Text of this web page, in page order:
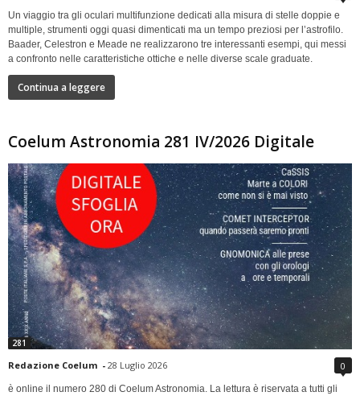
Un viaggio tra gli oculari multifunzione dedicati alla misura di stelle doppie e
multiple, strumenti oggi quasi dimenticati ma un tempo preziosi per l’astrofilo.
Baader, Celestron e Meade ne realizzarono tre interessanti esempi, qui messi
a confronto nelle caratteristiche ottiche e nelle diverse scale graduate.
Continua a leggere
Coelum Astronomia 281 IV/2026 Digitale
281
Redazione Coelum - 28 Luglio 2026 0
è online il numero 280 di Coelum Astronomia. La lettura è riservata a tutti gli